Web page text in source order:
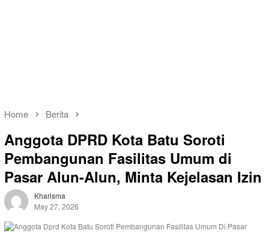
Home Berita
Anggota DPRD Kota Batu Soroti
Pembangunan Fasilitas Umum di
Pasar Alun-Alun, Minta Kejelasan Izin
Kharisma
May 27, 2026